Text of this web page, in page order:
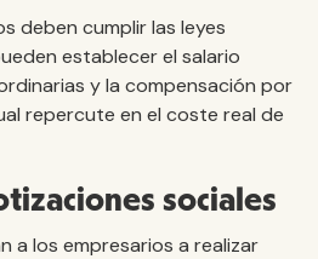
deben cumplir las leyes
establecer el salario
y la compensación por
repercute en el coste real de
sociales
a los empresarios a realizar